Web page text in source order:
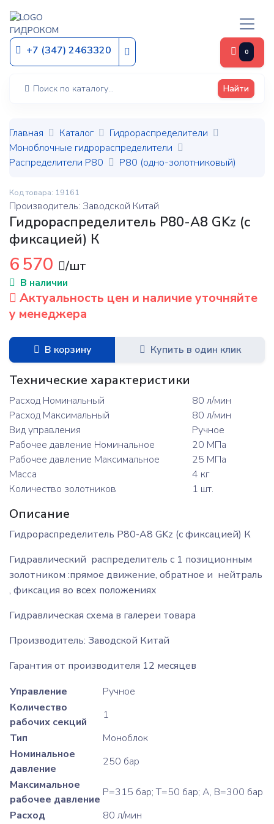
ГИДРОКОМ
+7 (347) 2463320 0
Найти
Главная Каталог
Гидрораспределители
Моноблочные гидрораспределители
Распределители Р80
Р80 (одно-золотниковый)
Код товара: 19161
Производитель: Заводской Китай
Гидрораспределитель Р80-А8 GKz (с
фиксацией) К
6 570 /шт
В наличии
Актуальность цен и наличие уточняйте
у менеджера
В корзину Купить в один клик
Технические характеристики
Расход Номинальный
80 л/мин
Расход Максимальный
80 л/мин
Вид управления
Ручное
Рабочее давление Номинальное
20 МПа
Рабочее давление Максимальное
25 МПа
Масса
4 кг
Количество золотников
1 шт.
Описание
Гидрораспределитель Р80-А8 GKz (с фиксацией) К
Гидравлический распределитель с 1 позиционным
золотником :прямое движение, обратное и нейтраль
, фиксация во всех положениях
Гидравлическая схема в галереи товара
Производитель: Заводской Китай
Гарантия от производителя 12 месяцев
Управление
Ручное
Количество
рабочих секций
1
Тип
Моноблок
Номинальное
давление
250 бар
Максимальное
рабочее давление
P=315 бар; T=50 бар; A, B=300 бар
Расход
80 л/мин